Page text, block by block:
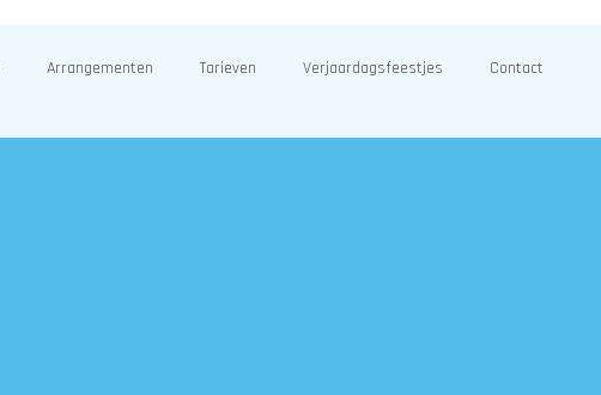
Arrangementen Tarieven Verjaardagsfeestjes Contact